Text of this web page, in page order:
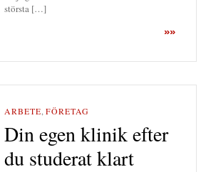
största […]
»»
ARBETE FÖRETAG
Din egen klinik efter
du studerat klart